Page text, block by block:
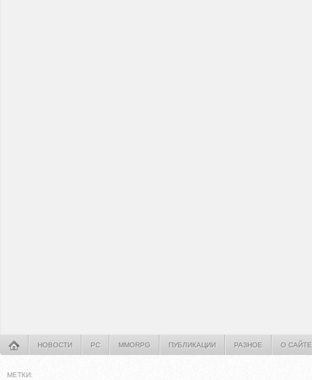
НОВОСТИ PC MMORPG ПУБЛИКАЦИИ РАЗНОЕ О САЙТЕ
МЕТКИ: